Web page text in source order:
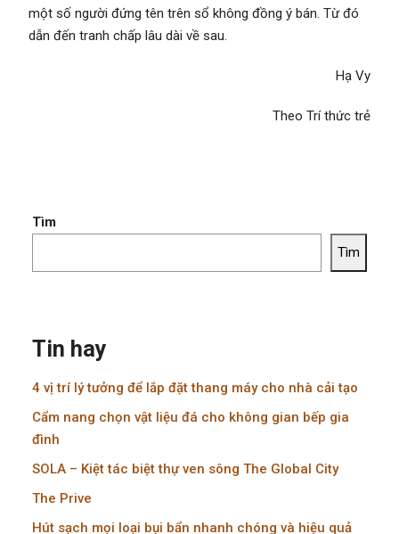
một số người đứng tên trên sổ không đồng ý bán. Từ đó
dẫn đến tranh chấp lâu dài về sau.
Hạ Vy
Theo Trí thức trẻ
Tìm
Tìm
Tin hay
4 vị trí lý tưởng để lắp đặt thang máy cho nhà cải tạo
Cẩm nang chọn vật liệu đá cho không gian bếp gia
đình
SOLA – Kiệt tác biệt thự ven sông The Global City
The Prive
Hút sạch mọi loại bụi bẩn nhanh chóng và hiệu quả